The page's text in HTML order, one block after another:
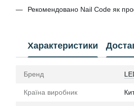
Рекомендовано Nail Code як
Характеристики
Бренд
Країна виробник